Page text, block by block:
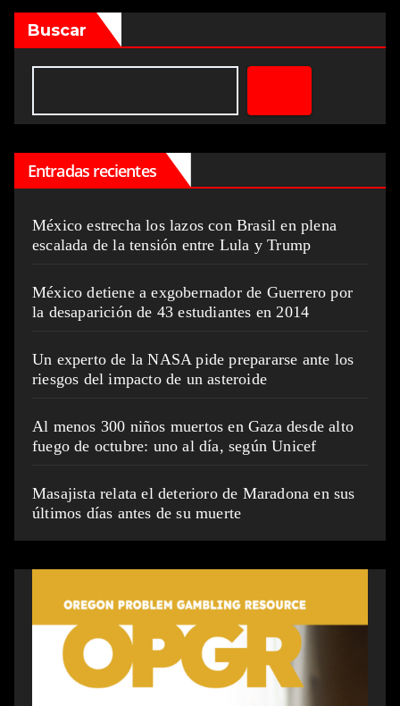
Buscar
Entradas recientes
México estrecha los lazos con Brasil en plena
escalada de la tensión entre Lula y Trump
México detiene a exgobernador de Guerrero por
la desaparición de 43 estudiantes en 2014
Un experto de la NASA pide prepararse ante los
riesgos del impacto de un asteroide
Al menos 300 niños muertos en Gaza desde alto
fuego de octubre: uno al día, según Unicef
Masajista relata el deterioro de Maradona en sus
últimos días antes de su muerte